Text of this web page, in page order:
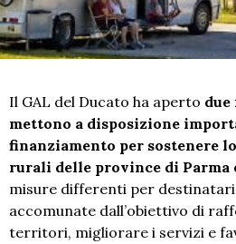
Il GAL del Ducato ha aperto due
mettono a disposizione
finanziamento per sostenere
rurali delle province di Parma
misure differenti per
accomunate dall’obiettivo di
territori, migliorare i servizi e